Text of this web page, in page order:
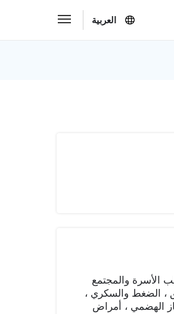
العربية
والمجتمع
، الضغط والسكري ،
الهضمي ، أمراض